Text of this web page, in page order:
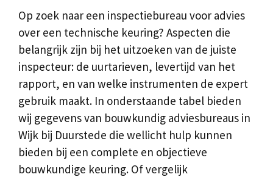
Op zoek naar een inspectiebureau voor advies
over een technische keuring? Aspecten die
belangrijk zijn bij het uitzoeken van de juiste
inspecteur: de uurtarieven, levertijd van het
rapport, en van welke instrumenten de expert
gebruik maakt. In onderstaande tabel bieden
wij gegevens van bouwkundig adviesbureaus in
Wijk bij Duurstede die wellicht hulp kunnen
bieden bij een complete en objectieve
bouwkundige keuring. Of vergelijk